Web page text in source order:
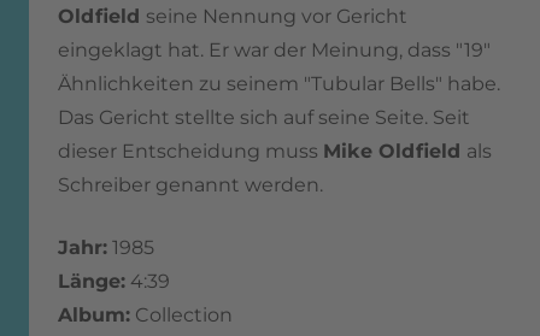
Oldfield seine Nennung vor Gericht
eingeklagt hat. Er war der Meinung, dass "19"
Ähnlichkeiten zu seinem "Tubular Bells" habe.
Das Gericht stellte sich auf seine Seite. Seit
dieser Entscheidung muss Mike Oldfield als
Schreiber genannt werden.
Jahr: 1985
Länge: 4:39
Album: Collection